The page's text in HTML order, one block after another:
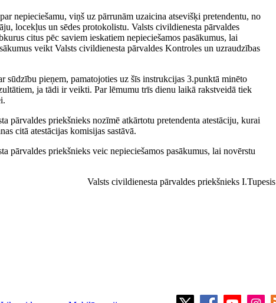
nepieciešamu, viņš uz pārrunām uzaicina atsevišķi pretendentu, no
locekļus un sēdes protokolistu. Valsts civildienesta pārvaldes
citus pēc saviem ieskatiem nepieciešamos pasākumus, lai
veikt Valsts civildienesta pārvaldes Kontroles un uzraudzības
sūdzību pieņem, pamatojoties uz šīs instrukcijas 3.punktā minēto
ja tādi ir veikti. Par lēmumu trīs dienu laikā rakstveidā tiek
pārvaldes priekšnieks nozīmē atkārtotu pretendenta atestāciju, kurai
citā atestācijas komisijas sastāvā.
pārvaldes priekšnieks veic nepieciešamos pasākumus, lai novērstu
Valsts civildienesta pārvaldes priekšnieks I.Tupesis